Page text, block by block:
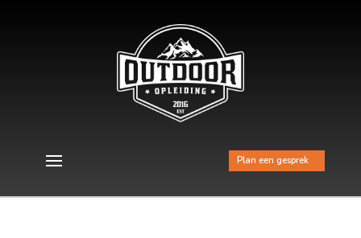
Plan een gesprek